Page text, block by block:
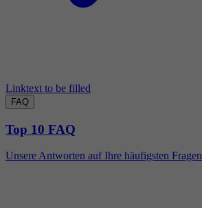
Linktext to be filled
FAQ
Top 10 FAQ
Unsere Antworten auf Ihre häufigsten Fragen